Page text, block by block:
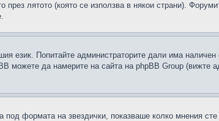
лятото (която се използва в някои страни).
език. Попитайте администраторите дали има
можете да намерите на сайта на phpBB Group (вижте
под формата на звездички, показваше колко мнения